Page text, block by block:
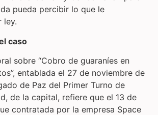
pueda percibir lo que le
ley.
caso
sobre “Cobro de guaraníes en
entablada el 27 de noviembre de
de Paz del Primer Turno de
de la capital, refiere que el 13 de
contratada por la empresa Space